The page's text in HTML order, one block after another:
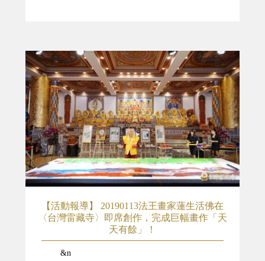
【活動報導】 20190113法王畫家蓮生活佛在
〈台灣雷藏寺〉即席創作，完成巨幅畫作「天
天有餘」！
&n